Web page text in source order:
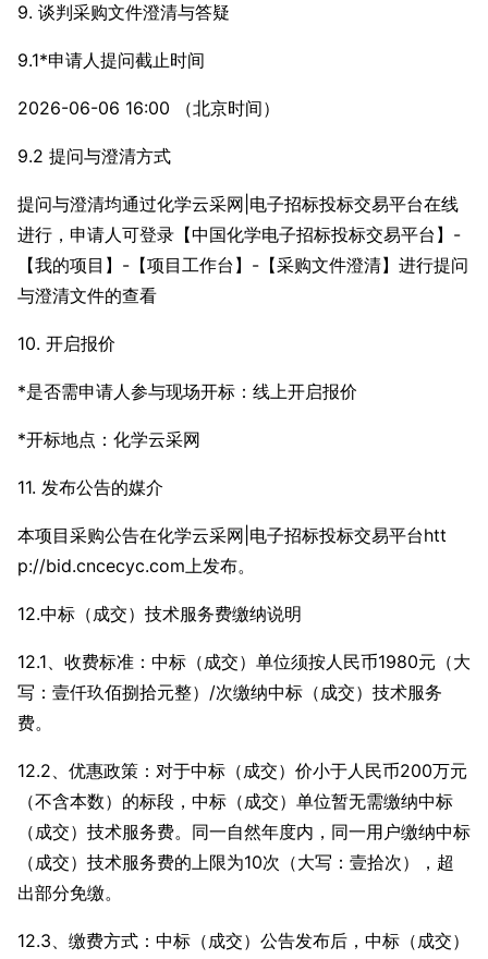
9. 谈判采购文件澄清与答疑
9.1*申请人提问截止时间
2026-06-06 16:00 （北京时间）
9.2 提问与澄清方式
提问与澄清均通过化学云采网|电子招标投标交易平台在线
进行，申请人可登录【中国化学电子招标投标交易平台】-
【我的项目】-【项目工作台】-【采购文件澄清】进行提问
与澄清文件的查看
10. 开启报价
*是否需申请人参与现场开标：线上开启报价
*开标地点：化学云采网
11. 发布公告的媒介
本项目采购公告在化学云采网|电子招标投标交易平台htt
p://bid.cncecyc.com上发布。
12.中标（成交）技术服务费缴纳说明
12.1、收费标准：中标（成交）单位须按人民币1980元（大
写：壹仟玖佰捌拾元整）/次缴纳中标（成交）技术服务
费。
12.2、优惠政策：对于中标（成交）价小于人民币200万元
（不含本数）的标段，中标（成交）单位暂无需缴纳中标
（成交）技术服务费。同一自然年度内，同一用户缴纳中标
（成交）技术服务费的上限为10次（大写：壹拾次），超
出部分免缴。
12.3、缴费方式：中标（成交）公告发布后，中标（成交）